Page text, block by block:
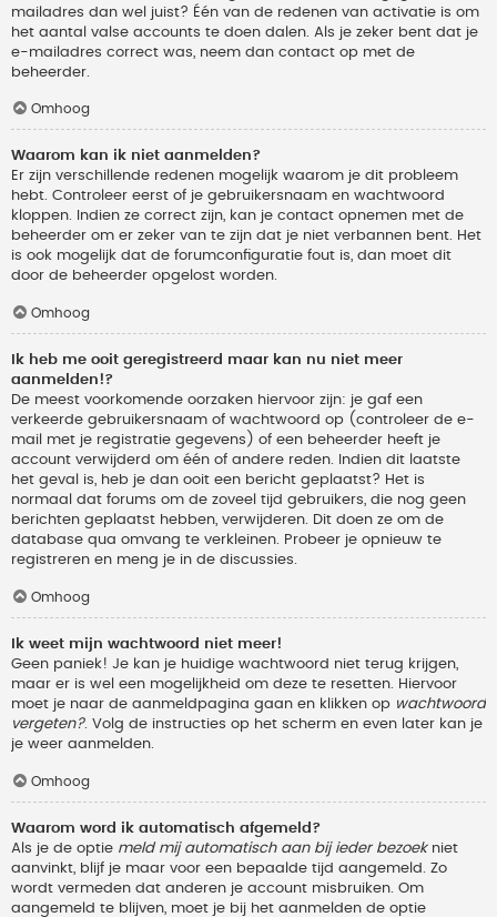
mailadres dan wel juist? Één van de redenen van activatie is om
het aantal valse accounts te doen dalen. Als je zeker bent dat je
e-mailadres correct was, neem dan contact op met de
beheerder.
Omhoog
Waarom kan ik niet aanmelden?
Er zijn verschillende redenen mogelijk waarom je dit probleem
hebt. Controleer eerst of je gebruikersnaam en wachtwoord
kloppen. Indien ze correct zijn, kan je contact opnemen met de
beheerder om er zeker van te zijn dat je niet verbannen bent. Het
is ook mogelijk dat de forumconfiguratie fout is, dan moet dit
door de beheerder opgelost worden.
Omhoog
Ik heb me ooit geregistreerd maar kan nu niet meer
aanmelden!?
De meest voorkomende oorzaken hiervoor zijn: je gaf een
verkeerde gebruikersnaam of wachtwoord op (controleer de e-
mail met je registratie gegevens) of een beheerder heeft je
account verwijderd om één of andere reden. Indien dit laatste
het geval is, heb je dan ooit een bericht geplaatst? Het is
normaal dat forums om de zoveel tijd gebruikers, die nog geen
berichten geplaatst hebben, verwijderen. Dit doen ze om de
database qua omvang te verkleinen. Probeer je opnieuw te
registreren en meng je in de discussies.
Omhoog
Ik weet mijn wachtwoord niet meer!
Geen paniek! Je kan je huidige wachtwoord niet terug krijgen,
maar er is wel een mogelijkheid om deze te resetten. Hiervoor
moet je naar de aanmeldpagina gaan en klikken op wachtwoord
vergeten?. Volg de instructies op het scherm en even later kan je
je weer aanmelden.
Omhoog
Waarom word ik automatisch afgemeld?
Als je de optie meld mij automatisch aan bij ieder bezoekniet
aanvinkt, blijf je maar voor een bepaalde tijd aangemeld. Zo
wordt vermeden dat anderen je account misbruiken. Om
aangemeld te blijven, moet je bij het aanmelden de optie